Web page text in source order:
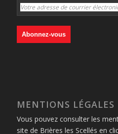
MENTIONS LÉGALES
Vous pouvez consulter les
site de Brières les Scellés en